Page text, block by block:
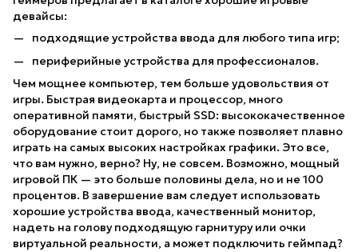
девайсы:
подходящие устройства ввода для любого типа игр;
периферийные устройства для профессионалов.
Чем мощнее компьютер, тем больше удовольствия от
игры. Быстрая видеокарта и процессор, много
оперативной памяти, быстрый SSD: высококачественное
оборудование стоит дорого, но также позволяет плавно
играть на самых высоких настройках графики. Это все,
что вам нужно, верно? Ну, не совсем. Возможно, мощный
игровой ПК — это больше половины дела, но и не 100
процентов. В завершение вам следует использовать
хорошие устройства ввода, качественный монитор,
надеть на голову подходящую гарнитуру или очки
виртуальной реальности, а может подключить геймпад?